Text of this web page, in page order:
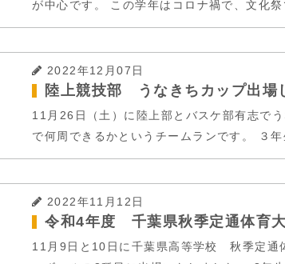
が中心です。 この学年はコロナ禍で、文化祭
2022年12月07日
陸上競技部 うなきちカップ出場
11月26日（土）に陸上部とバスケ部有志で
で何周できるかというチームランです。 ３
2022年11月12日
令和4年度 千葉県秋季定通体育
11月9日と10日に千葉県高等学校 秋季定通